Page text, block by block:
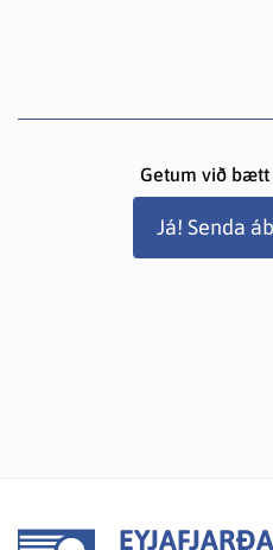
Getum við bætt
Já! Senda